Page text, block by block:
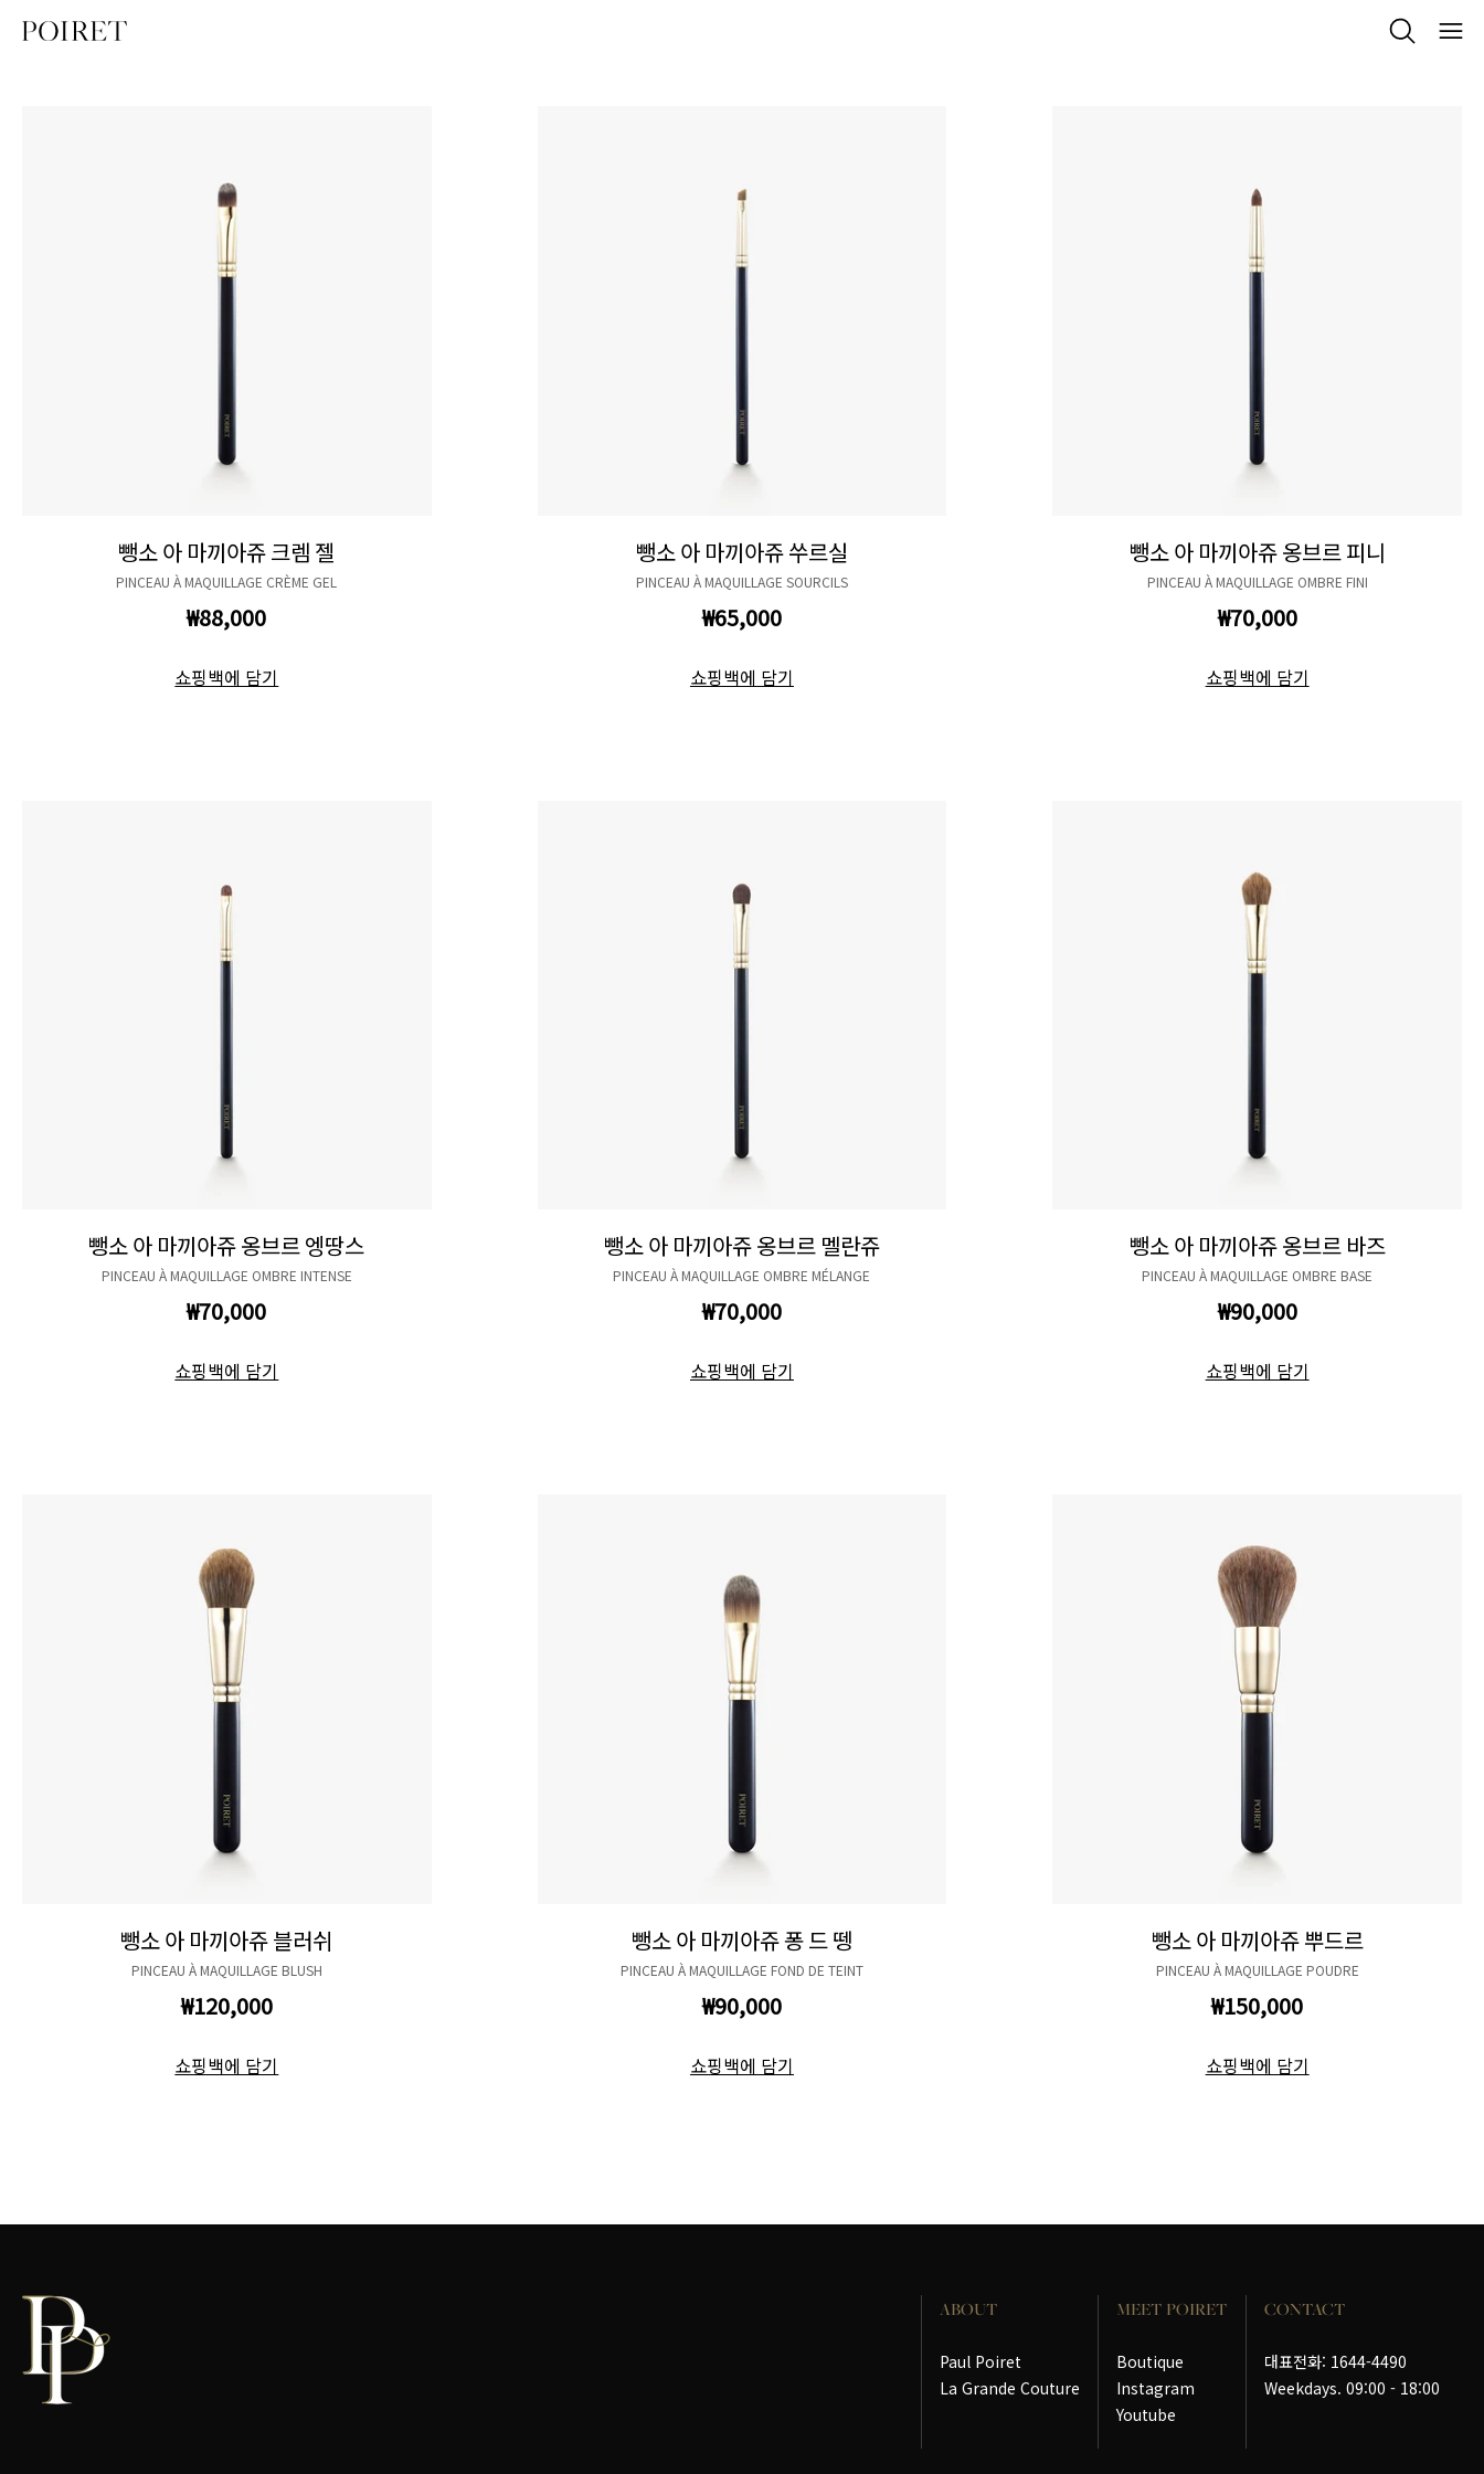
뺑소 아 마끼아쥬 크렘 젤
PINCEAU À MAQUILLAGE CRÈME GEL
₩88,000
쇼핑백에 담기
뺑소 아 마끼아쥬 쑤르실
PINCEAU À MAQUILLAGE SOURCILS
₩65,000
쇼핑백에 담기
뺑소 아 마끼아쥬 옹브르 피니
PINCEAU À MAQUILLAGE OMBRE FINI
₩70,000
쇼핑백에 담기
뺑소 아 마끼아쥬 옹브르 엥땅스
PINCEAU À MAQUILLAGE OMBRE INTENSE
₩70,000
쇼핑백에 담기
뺑소 아 마끼아쥬 옹브르 멜란쥬
PINCEAU À MAQUILLAGE OMBRE MÉLANGE
₩70,000
쇼핑백에 담기
뺑소 아 마끼아쥬 옹브르 바즈
PINCEAU À MAQUILLAGE OMBRE BASE
₩90,000
쇼핑백에 담기
뺑소 아 마끼아쥬 블러쉬
PINCEAU À MAQUILLAGE BLUSH
₩120,000
쇼핑백에 담기
뺑소 아 마끼아쥬 퐁 드 뗑
PINCEAU À MAQUILLAGE FOND DE TEINT
₩90,000
쇼핑백에 담기
뺑소 아 마끼아쥬 뿌드르
PINCEAU À MAQUILLAGE POUDRE
₩150,000
쇼핑백에 담기
ABOUT
Paul Poiret
La Grande Couture
MEET POIRET
Boutique
Instagram
Youtube
CONTACT
대표전화: 1644-4490
Weekdays. 09:00 - 18:00